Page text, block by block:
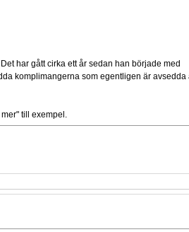
har gått cirka ett år sedan han började med
komplimangerna som egentligen är avsedda
till exempel.